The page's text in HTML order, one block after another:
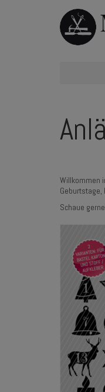
Willkommen
Schaue